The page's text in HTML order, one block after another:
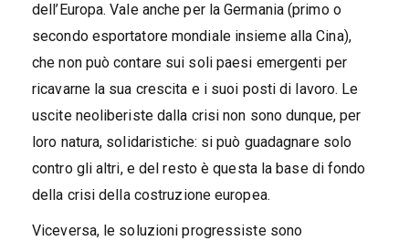
dell’Europa. Vale anche per la Germania (primo o
secondo esportatore mondiale insieme alla Cina),
che non può contare sui soli paesi emergenti per
ricavarne la sua crescita e i suoi posti di lavoro. Le
uscite neoliberiste dalla crisi non sono dunque, per
loro natura, solidaristiche: si può guadagnare solo
contro gli altri, e del resto è questa la base di fondo
della crisi della costruzione europea.
Viceversa, le soluzioni progressiste sono